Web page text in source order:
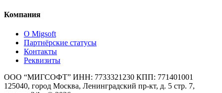
Компания
О Migsoft
Партнёрские статусы
Контакты
Реквизиты
ООО “МИГСОФТ” ИНН: 7733321230 КПП: 771401001
125040, город Москва, Ленинградский пр-кт, д. 5 стр. 7,